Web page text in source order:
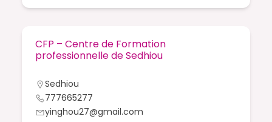
CFP – Centre de Formation
professionnelle de Sedhiou
Sedhiou
777665277
yinghou27@gmail.com